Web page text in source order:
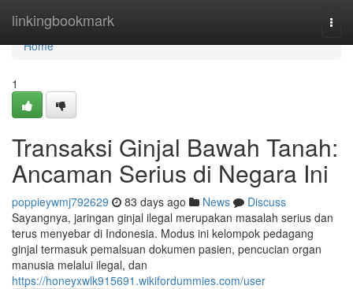
linkingbookmark
Home
Home
1
Transaksi Ginjal Bawah Tanah:
Ancaman Serius di Negara Ini
poppieywmj792629 83 days ago News
Discuss
Sayangnya, jaringan ginjal ilegal merupakan masalah serius dan
terus menyebar di Indonesia. Modus ini kelompok pedagang
ginjal termasuk pemalsuan dokumen pasien, pencucian organ
manusia melalui ilegal, dan
https://honeyxwlk915691.wikifordummies.com/user